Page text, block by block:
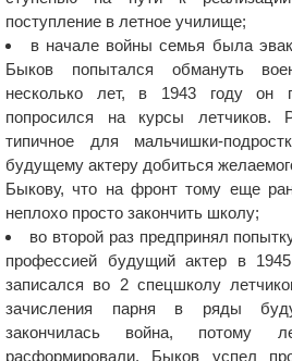
поступление в летное училище;
в начале войны семья была
Быков попытался обмануть
несколько лет, в 1943 году он
попросился на курсы летчиков.
типичное для мальчишки-
будущему актеру добиться
Быкову, что на фронт тому еще
неплохо просто закончить школу;
во второй раз предпринял
профессией будущий актер в
записался во 2 спецшколу
зачисления парня в ряды
закончилась война, потому
расформировали. Быков успел